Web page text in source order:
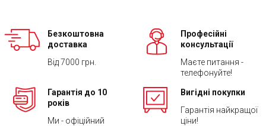
Безкоштовна
доставка
Від 7000 грн.
Професійні
консультації
Маєте питання -
телефонуйте!
Гарантія до 10
років
Ми - офіційний
Вигідні покупки
Гарантія найкращої
ціни!